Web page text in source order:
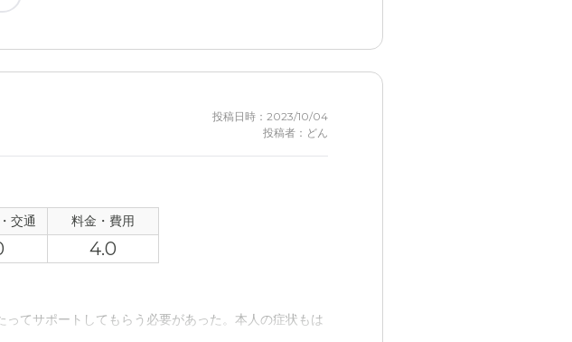
投稿日時：2023/10/04
投稿者：どん
交通 料金・費用
4.0
てサポートしてもらう必要があった。本人の症状もは